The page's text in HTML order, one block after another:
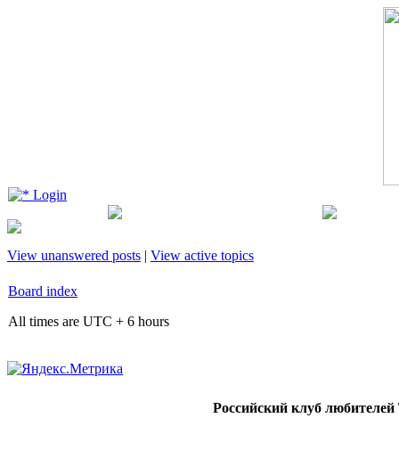
Login
View unanswered posts | View active topics
Board index
All times are UTC + 6 hours
Российский клуб